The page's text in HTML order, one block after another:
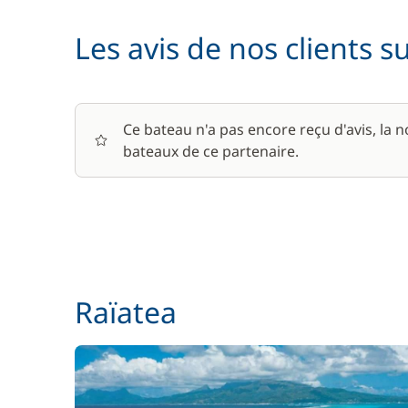
Hôtesse (repas non inclus)
Skipper (repas non inclus)
Les avis de nos clients
Ce bateau n'a pas encore reçu d'avis, la
bateaux de ce partenaire.
Raïatea